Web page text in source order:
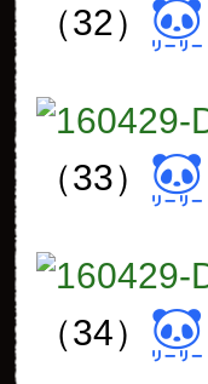
（32）
（33）
（34）